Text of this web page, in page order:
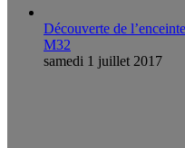
Découverte de
M32
samedi 1 juillet 2017